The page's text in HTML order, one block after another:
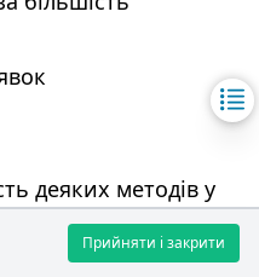
деяких методів у
використанні
Прийняти і закрити